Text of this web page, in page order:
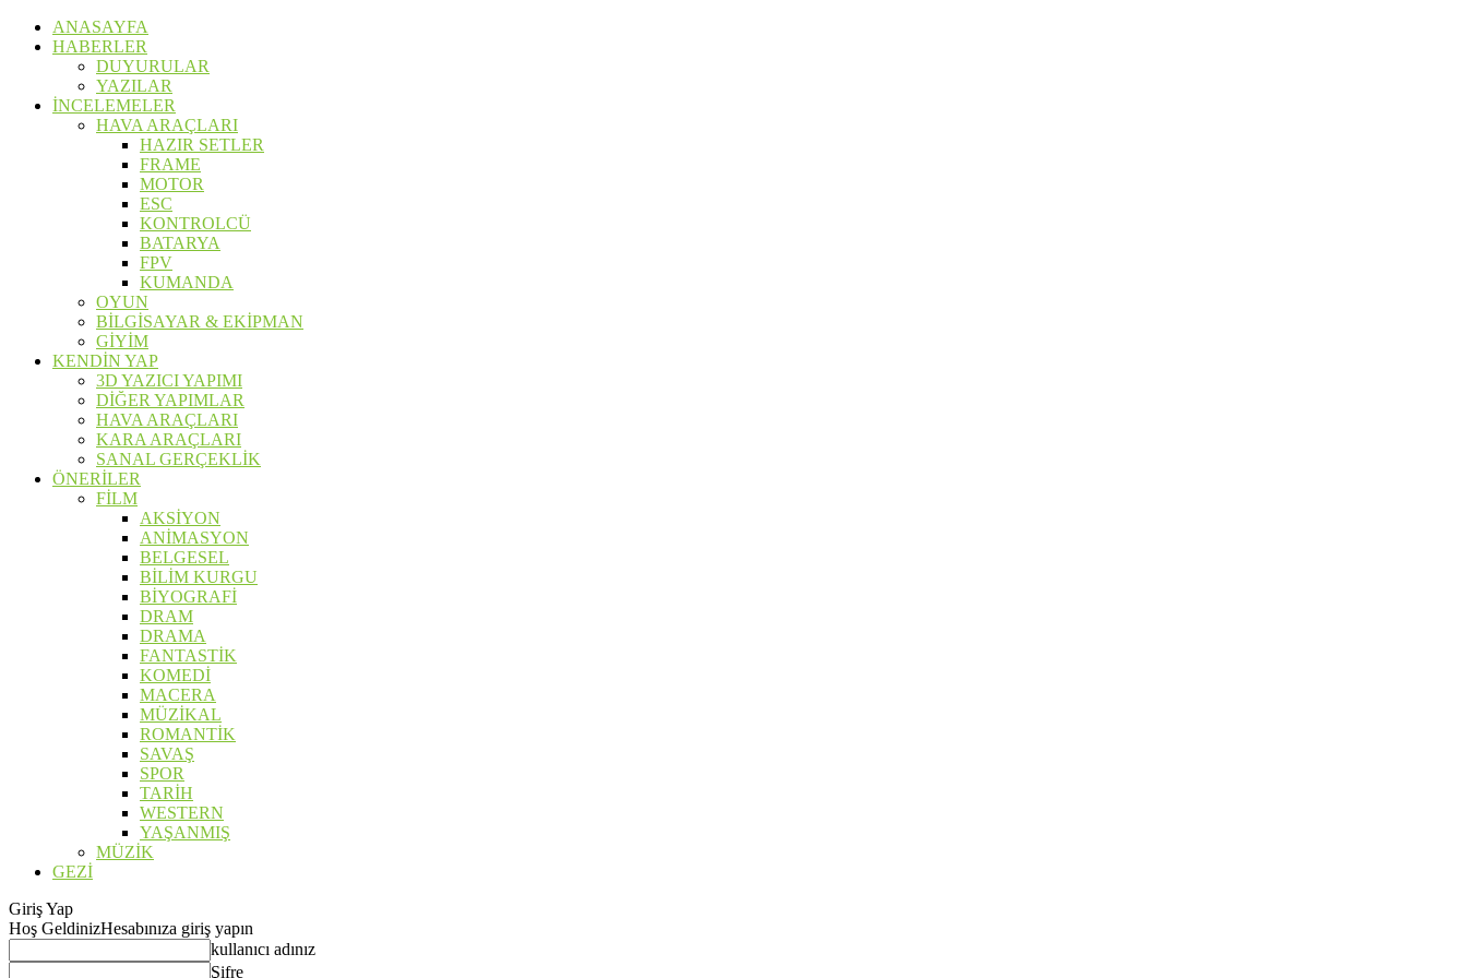
ANASAYFA
HABERLER
DUYURULAR
YAZILAR
İNCELEMELER
HAVA ARAÇLARI
HAZIR SETLER
FRAME
MOTOR
ESC
KONTROLCÜ
BATARYA
FPV
KUMANDA
OYUN
BİLGİSAYAR & EKİPMAN
GİYİM
KENDİN YAP
3D YAZICI YAPIMI
DİĞER YAPIMLAR
HAVA ARAÇLARI
KARA ARAÇLARI
SANAL GERÇEKLİK
ÖNERİLER
FİLM
AKSİYON
ANİMASYON
BELGESEL
BİLİM KURGU
BİYOGRAFİ
DRAM
DRAMA
FANTASTİK
KOMEDİ
MACERA
MÜZİKAL
ROMANTİK
SAVAŞ
SPOR
TARİH
WESTERN
YAŞANMIŞ
MÜZİK
GEZİ
Giriş Yap
Hoş GeldinizHesabınıza giriş yapın
kullanıcı adınız
Şifre